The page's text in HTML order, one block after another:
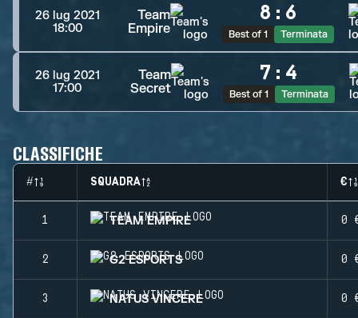
26 lug 2021
18:00
Team
Empire
8 : 6
Best of 1 Terminata
26 lug 2021
17:00
Team
Secret
7 : 4
Best of 1 Terminata
CLASSIFICHE
# SQUADRA €
1 TEAM EMPIRE 0
2 G2 ESPORTS 0
3 NATUS VINCERE 0